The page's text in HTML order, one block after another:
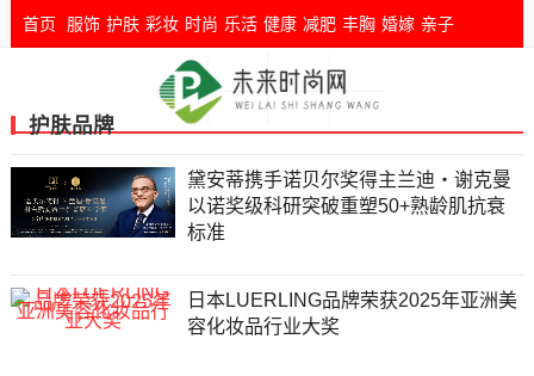
首页 服饰 护肤 彩妆 时尚 乐活 健康 减肥 丰胸 婚嫁 亲子
护肤品牌
黛安蒂携手诺贝尔奖得主兰迪・谢克曼
以诺奖级科研突破重塑50+熟龄肌抗衰
标准
日本LUERLING品牌荣获2025年亚洲美
容化妆品行业大奖